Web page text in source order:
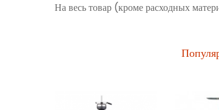
На весь товар (кроме расходных